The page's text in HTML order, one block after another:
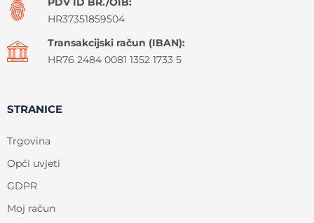
HR37351859504
Transakcijski račun (IBAN):
HR76 2484 0081 1352 1733 5
STRANICE
Trgovina
Opći uvjeti
GDPR
Moj račun